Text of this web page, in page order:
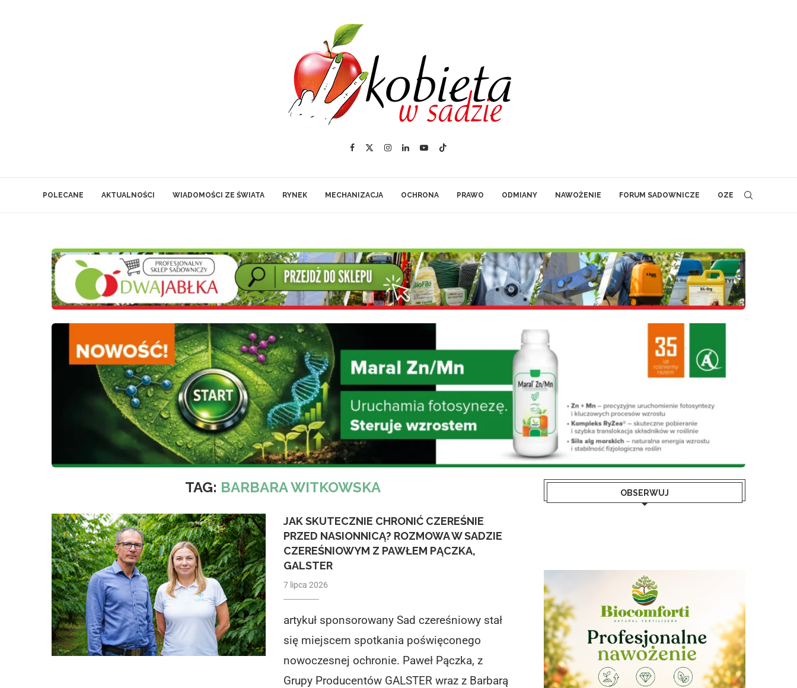
POLECANE AKTUALNOŚCI WIADOMOŚCI ZE ŚWIATA RYNEK MECHANIZACJA OCHRONA PRAWO ODMIANY NAWOŻENIE FORUM SADOWNICZE OZE
TAG: BARBARA WITKOWSKA
JAK SKUTECZNIE CHRONIĆ CZEREŚNIE
PRZED NASIONNICĄ? ROZMOWA W SADZIE
CZEREŚNIOWYM Z PAWŁEM PĄCZKA,
GALSTER
7 lipca 2026
artykuł sponsorowany Sad czereśniowy stał
się miejscem spotkania poświęconego
nowoczesnej ochronie. Paweł Pączka, z
Grupy Producentów GALSTER wraz z Barbarą
OBSERWUJ